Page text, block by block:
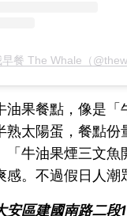
早餐 The Whale（
油果餐點，像是「
熟太陽蛋，餐點
「牛油果煙三文
感。不過假日人潮
安區建國南路二段